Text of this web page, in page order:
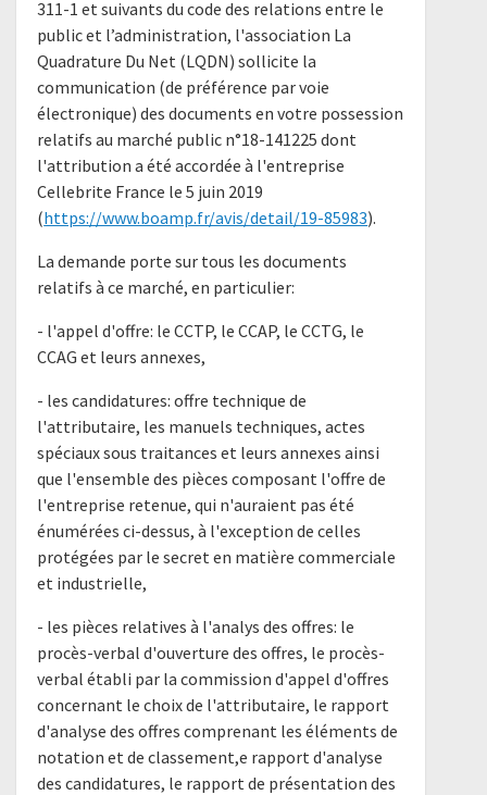
311-1 et suivants du code des relations entre le
public et l’administration, l'association La
Quadrature Du Net (LQDN) sollicite la
communication (de préférence par voie
électronique) des documents en votre possession
relatifs au marché public n°18-141225 dont
l'attribution a été accordée à l'entreprise
Cellebrite France le 5 juin 2019
(https://www.boamp.fr/avis/detail/19-85983).
La demande porte sur tous les documents
relatifs à ce marché, en particulier:
- l'appel d'offre: le CCTP, le CCAP, le CCTG, le
CCAG et leurs annexes,
- les candidatures: offre technique de
l'attributaire, les manuels techniques, actes
spéciaux sous traitances et leurs annexes ainsi
que l'ensemble des pièces composant l'offre de
l'entreprise retenue, qui n'auraient pas été
énumérées ci-dessus, à l'exception de celles
protégées par le secret en matière commerciale
et industrielle,
- les pièces relatives à l'analys des offres: le
procès-verbal d'ouverture des offres, le procès-
verbal établi par la commission d'appel d'offres
concernant le choix de l'attributaire, le rapport
d'analyse des offres comprenant les éléments de
notation et de classement,e rapport d'analyse
des candidatures, le rapport de présentation des